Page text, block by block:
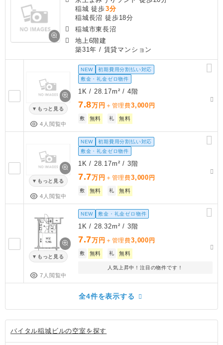
稲城 徒歩3分
稲城長沼 徒歩18分
稲城市東長沼
地上6階建
築31年 / 賃貸マンション
もっと見る
4人閲覧中
NEW
初期費用分割払い対応
敷金・礼金ゼロ物件
1K / 28.17m² / 4階
7.8万円 ＋管理費3,000 円
敷 無料 礼 無料
もっと見る
4人閲覧中
NEW
初期費用分割払い対応
敷金・礼金ゼロ物件
1K / 28.17m² / 3階
7.7万円 ＋管理費3,000 円
敷 無料 礼 無料
もっと見る
7人閲覧中
NEW 敷金・礼金ゼロ物件
1K / 28.32m² / 3階
7.7万円 ＋管理費3,000 円
敷 無料 礼 無料
人気上昇中！注目の物件です！
全4件を表示する
バイタル稲城ビルの空室を探す